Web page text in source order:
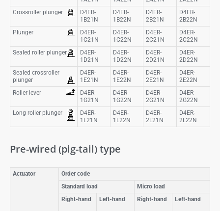
Crossroller plunger
D4ER-
1B21N
D4ER-
1B22N
D4ER-
2B21N
D4ER-
2B22N
Plunger
D4ER-
1C21N
D4ER-
1C22N
D4ER-
2C21N
D4ER-
2C22N
Sealed roller plunger
D4ER-
1D21N
D4ER-
1D22N
D4ER-
2D21N
D4ER-
2D22N
Sealed crossroller
plunger
D4ER-
1E21N
D4ER-
1E22N
D4ER-
2E21N
D4ER-
2E22N
Roller lever
D4ER-
1G21N
D4ER-
1G22N
D4ER-
2G21N
D4ER-
2G22N
Long roller plunger
D4ER-
1L21N
D4ER-
1L22N
D4ER-
2L21N
D4ER-
2L22N
Pre-wired (pig-tail) type
Actuator
Order code
Standard load
Micro load
Right-hand
Left-hand Right-hand Left-hand